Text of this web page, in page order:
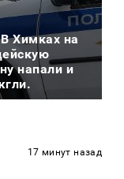
Химках на
напали и
17 минут назад